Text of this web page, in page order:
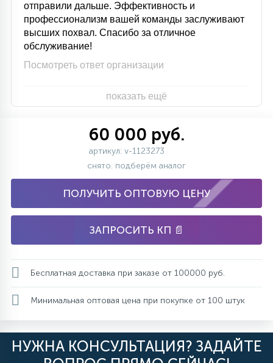
отправили дальше. Эффективность и
профессионализм вашей команды заслуживают
высших похвал. Спасибо за отличное
обслуживание!
Посмотреть ответ организации
показать ещё
60 000 руб.
артикул: v-1123273
снято. подберём аналог
ПОЛУЧИТЬ ОПТОВУЮ ЦЕНУ
ЗАПРОСИТЬ КП 📄
Бесплатная доставка при заказе от 100000 руб.
Минимальная оптовая цена при покупке от 100 штук
НУЖНА КОНСУЛЬТАЦИЯ? ЗАДАЙТЕ